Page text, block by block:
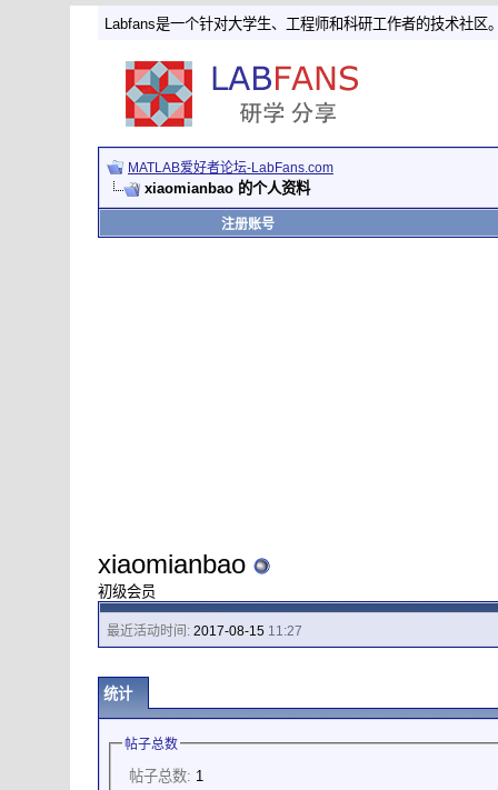
Labfans是一个针对大学生、工程师和科研工作者的技术社区
MATLAB爱好者论坛-LabFans.com
xiaomianbao 的个人资料
注册账号
xiaomianbao
初级会员
最近活动时间:2017-08-15 11:27
统计
帖子总数
帖子总数: 1